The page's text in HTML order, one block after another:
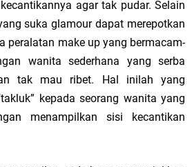
agar tak pudar. Selain
suka glamour dapat merepotkan
peralatan make up yang bermacam-
wanita sederhana yang serba
tak mau ribet. Hal inilah yang
kepada seorang wanita yang
menampilkan sisi kecantikan